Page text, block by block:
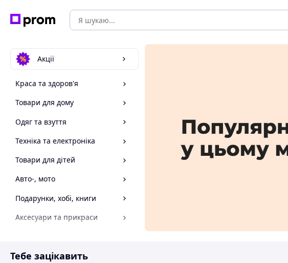
Акції
Краса та здоров'я
Товари для дому
Одяг та взуття
Техніка та електроніка
Товари для дітей
Авто-, мото
Подарунки, хобі, книги
Аксесуари та прикраси
Спорт і відпочинок
Тебе зацікавить